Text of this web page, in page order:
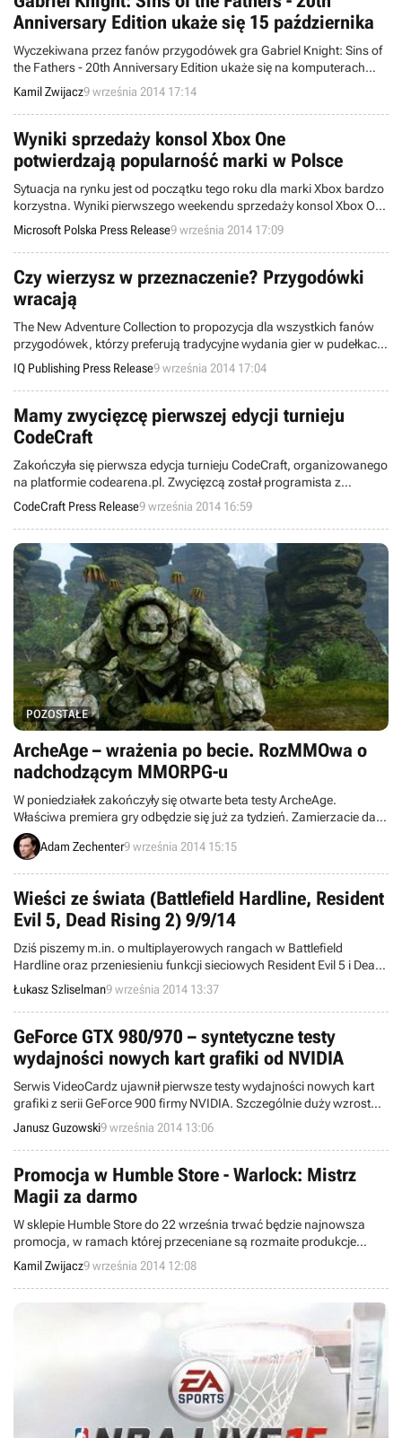
Anniversary Edition ukaże się 15 października
Wyczekiwana przez fanów przygodówek gra Gabriel Knight: Sins of
the Fathers - 20th Anniversary Edition ukaże się na komputerach
osobistych 15 października - poinformowało studio Pinkerton Road,
które rozpoczęło także przedsprzedaż produkcji.
Kamil Zwijacz9 września 2014 17:14
Wyniki sprzedaży konsol Xbox One
potwierdzają popularność marki w Polsce
Sytuacja na rynku jest od początku tego roku dla marki Xbox bardzo
korzystna. Wyniki pierwszego weekendu sprzedaży konsol Xbox One
wiążą się z silną pozycją Xbox 360, dla której obecny rok jest
kolejnym okresem niesłabnącej popularności.
Microsoft Polska Press Release9 września 2014 17:09
Czy wierzysz w przeznaczenie? Przygodówki
wracają
The New Adventure Collection to propozycja dla wszystkich fanów
przygodówek, którzy preferują tradycyjne wydania gier w pudełkach,
w polskiej wersji, na płycie CD/DVD, z drukowaną instrukcją i
atrakcyjnymi materiałami dodatkowymi.
IQ Publishing Press Release9 września 2014 17:04
Mamy zwycięzcę pierwszej edycji turnieju
CodeCraft
Zakończyła się pierwsza edycja turnieju CodeCraft, organizowanego
na platformie codearena.pl. Zwycięzcą został programista z
Gdańska, Daniel Dymek. Zdobył 2500zł oraz nagrody rzeczowe.
CodeCraft Press Release9 września 2014 16:59
POZOSTAŁE
ArcheAge – wrażenia po becie. RozMMOwa o
nadchodzącym MMORPG-u
W poniedziałek zakończyły się otwarte beta testy ArcheAge.
Właściwa premiera gry odbędzie się już za tydzień. Zamierzacie dać
szansę nowej grze MMO?
Adam Zechenter9 września 2014 15:15
Wieści ze świata (Battlefield Hardline, Resident
Evil 5, Dead Rising 2) 9/9/14
Dziś piszemy m.in. o multiplayerowych rangach w Battlefield
Hardline oraz przeniesieniu funkcji sieciowych Resident Evil 5 i Dead
Rising 2 na Steamworks. Witamy w wieściach ze świata - codziennej
porcji krótkich wiadomości.
Łukasz Szliselman9 września 2014 13:37
GeForce GTX 980/970 – syntetyczne testy
wydajności nowych kart grafiki od NVIDIA
Serwis VideoCardz ujawnił pierwsze testy wydajności nowych kart
grafiki z serii GeForce 900 firmy NVIDIA. Szczególnie duży wzrost
wydajności nowe modele uzyskują w wypadku wersji mobilnych.
Istnieje duże prawdopodobieństwo, że oficjalne zaprezentowanie
nowej serii nastąpi 19 września, na zakończenie konferencji
Game24, organizowanej przez „zielonych”.
Janusz Guzowski9 września 2014 13:06
Promocja w Humble Store - Warlock: Mistrz
Magii za darmo
W sklepie Humble Store do 22 września trwać będzie najnowsza
promocja, w ramach której przeceniane są rozmaite produkcje
(obecnie m.in. Murdered: Śledztwo zza grobu i LEGO Przygoda gra
wideo). Dodatkowo do godziny 19:00 można za darmo otrzymać
Warlock: Mistrz Magii.
Kamil Zwijacz9 września 2014 12:08